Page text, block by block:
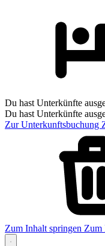
Du hast Unterkünfte
Du hast Unterkünfte
Zur Unterkunftsbuchung
Zum Inhalt springen Zum